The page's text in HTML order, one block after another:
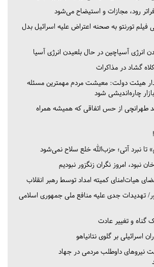
رود، مجازات و استیضاح می‌شود
فیلم تورنتو به صحنه اعتراض علیه اسرائیل بدل
انرژی آسیاچین در حال بلعیدن انرژی آسیا
گشاد در مذاکرات
هیئت دولت: معیشت مردم مهمترین مسئله
چاره‌اندیشی شود
طهرانچی از حس اتفاقی که همیشه همراه
تا نبرد آتی؛ حزب‌الله خلع سلاح نمی‌شود
نبود، امروز نگران زنگزور نبودیم
هیات‌امنای کمیته امداد توسط رهبر انقلاب
تهدیدات جدی علیه منافع ملی جمهوری اسلامی
گناه و تغییر عادت
اسرائیلی بر گلوی نتانیاهو
نیروهای داوطلب مردمی در جهاد